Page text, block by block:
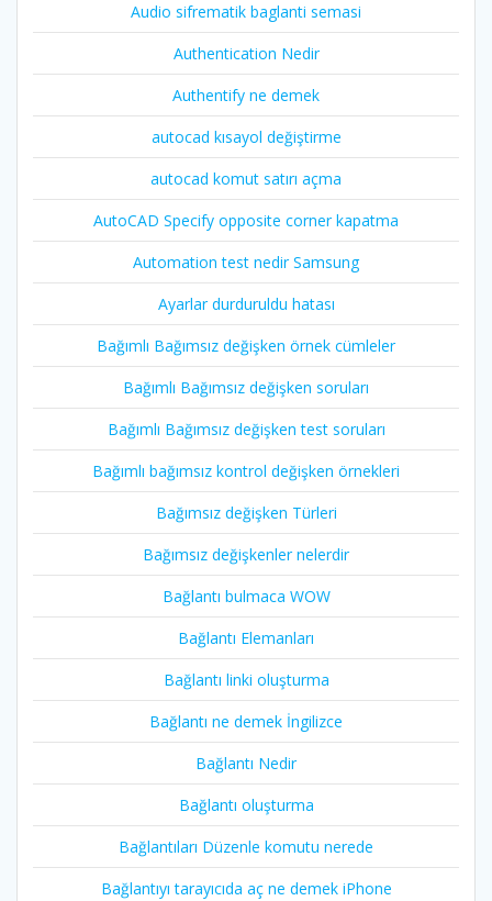
Audio sifrematik baglanti semasi
Authentication Nedir
Authentify ne demek
autocad kısayol değiştirme
autocad komut satırı açma
AutoCAD Specify opposite corner kapatma
Automation test nedir Samsung
Ayarlar durduruldu hatası
Bağımlı Bağımsız değişken örnek cümleler
Bağımlı Bağımsız değişken soruları
Bağımlı Bağımsız değişken test soruları
Bağımlı bağımsız kontrol değişken örnekleri
Bağımsız değişken Türleri
Bağımsız değişkenler nelerdir
Bağlantı bulmaca WOW
Bağlantı Elemanları
Bağlantı linki oluşturma
Bağlantı ne demek İngilizce
Bağlantı Nedir
Bağlantı oluşturma
Bağlantıları Düzenle komutu nerede
Bağlantıyı tarayıcıda aç ne demek iPhone